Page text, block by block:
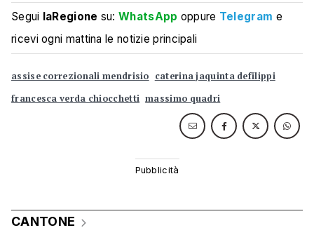
Segui laRegione su:WhatsApp oppure Telegram e
ricevi ogni mattina le notizie principali
assise correzionali mendrisio caterina jaquinta defilippi
francesca verda chiocchetti massimo quadri
CANTONE